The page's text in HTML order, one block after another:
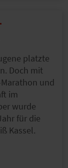
platzte
Doch mit
und
im
wurde
für die
Kassel.